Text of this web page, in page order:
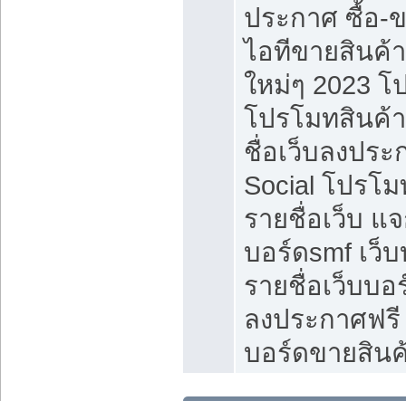
ประกาศ ซื้อ-
ไอทีขายสินค้
ใหม่ๆ 2023
โปรโมทสินค้
ชื่อเว็บลงปร
Social โปรโ
รายชื่อเว็บ แ
บอร์ดsmf เว็
รายชื่อเว็บบ
ลงประกาศฟรี
บอร์ดขายสิน